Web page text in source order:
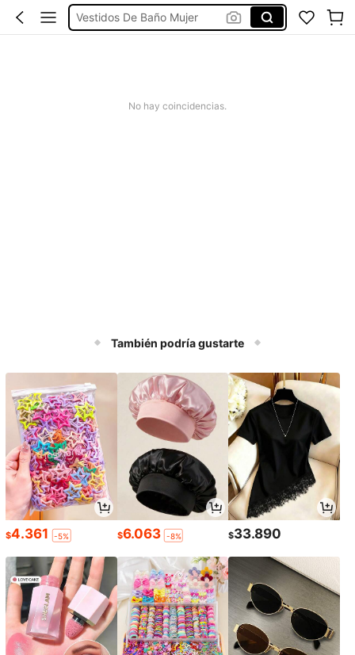
Vestidos De Baño Mujer
No hay coincidencias.
También podría gustarte
$4.361 -5% $6.063 -8% $33.890